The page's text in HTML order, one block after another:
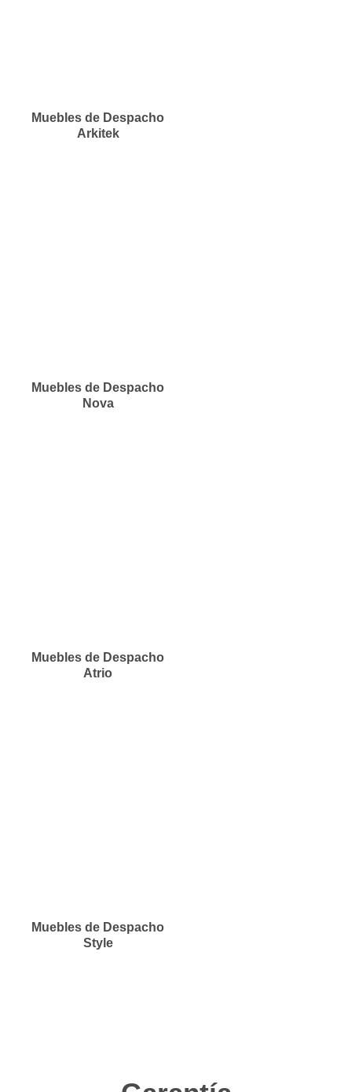
Muebles de Despacho
Arkitek
Muebles de Despacho
Nova
Muebles de Despacho
Atrio
Muebles de Despacho
Style